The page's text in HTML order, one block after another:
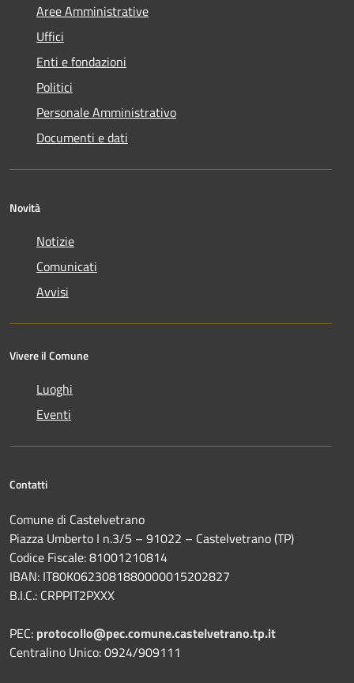
Aree Amministrative
Uffici
Enti e fondazioni
Politici
Personale Amministrativo
Documenti e dati
Novità
Notizie
Comunicati
Avvisi
Vivere il Comune
Luoghi
Eventi
Contatti
Comune di Castelvetrano
Piazza Umberto I n.3/5 – 91022 – Castelvetrano (TP)
Codice Fiscale: 81001210814
IBAN: IT80K0623081880000015202827
B.I.C.: CRPPIT2PXXX
PEC: protocollo@pec.comune.castelvetrano.tp.it
Centralino Unico: 0924/909111